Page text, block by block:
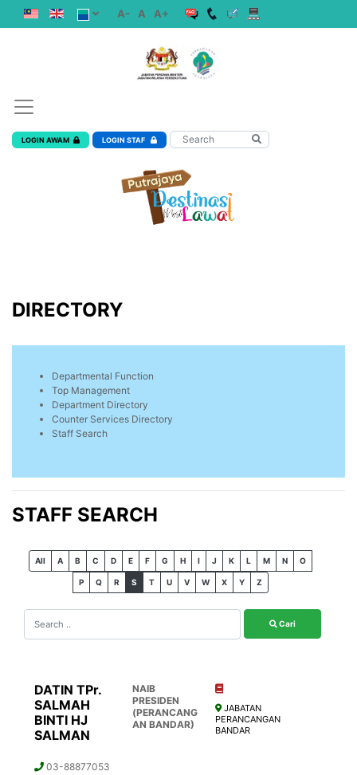
A- A A+
LOGIN AWAM LOGIN STAF
DIRECTORY
Departmental Function
Top Management
Department Directory
Counter Services Directory
Staff Search
STAFF SEARCH
All A B C D E F G H I J K L M N O
P Q R S T U V W X Y Z
Cari
DATIN TPr.
SALMAH
BINTI HJ
SALMAN
NAIB
PRESIDEN
(PERANCANG
AN BANDAR)
JABATAN
PERANCANGAN
BANDAR
03-88877053